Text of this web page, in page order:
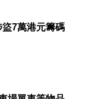
7萬港元籌碼